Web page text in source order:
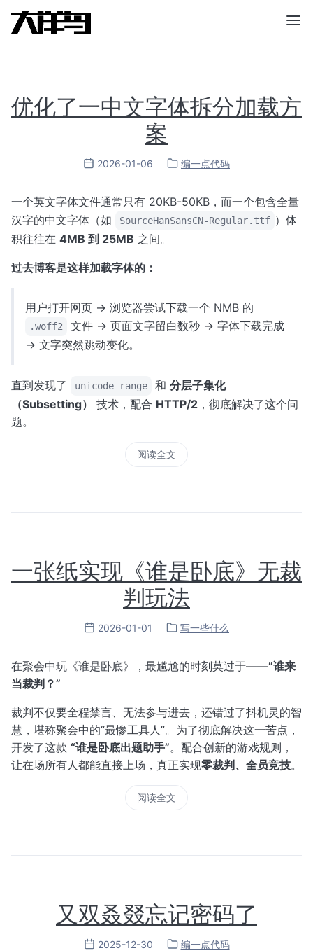
优化了一中文字体拆分加载方
案
2026-01-06 编一点代码
一个英文字体文件通常只有 20KB-50KB，而一个包含全量
汉字的中文字体（如
SourceHanSansCN-Regular.ttf ）体
积往往在 4MB 到 25MB 之间。
过去博客是这样加载字体的：
用户打开网页 -> 浏览器尝试下载一个 NMB 的
.woff2
文件 -> 页面文字留白数秒 -> 字体下载完成
-> 文字突然跳动变化。
直到发现了 unicode-range 和 分层子集化
（Subsetting）
技术，配合 HTTP/2 ，彻底解决了这个问
题。
阅读全文
一张纸实现《谁是卧底》无裁
判玩法
2026-01-01 写一些什么
在聚会中玩《谁是卧底》，最尴尬的时刻莫过于——“谁来
当裁判？”
裁判不仅要全程禁言、无法参与进去，还错过了抖机灵的智
慧，堪称聚会中的“最惨工具人”。为了彻底解决这一苦点，
开发了这款 “谁是卧底出题助手”。配合创新的游戏规则，
让在场所有人都能直接上场，真正实现零裁判、全员竞技。
阅读全文
又双叒叕忘记密码了
2025-12-30 编一点代码